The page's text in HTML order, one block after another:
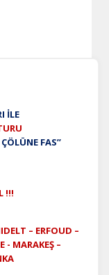
İLE
FAS’’
!!!
– ERFOUD –
- MARAKEŞ –